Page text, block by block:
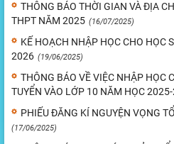
THÔNG BÁO THỜI GIAN VÀ ĐỊA
THPT NĂM 2025 (16/07/2025)
KẾ HOẠCH NHẬP HỌC CHO HỌC
2026 (19/06/2025)
THÔNG BÁO VỀ VIỆC NHẬP HỌC
TUYỂN VÀO LỚP 10 NĂM HỌC
PHIẾU ĐĂNG KÍ NGUYỆN VỌNG
(17/06/2025)